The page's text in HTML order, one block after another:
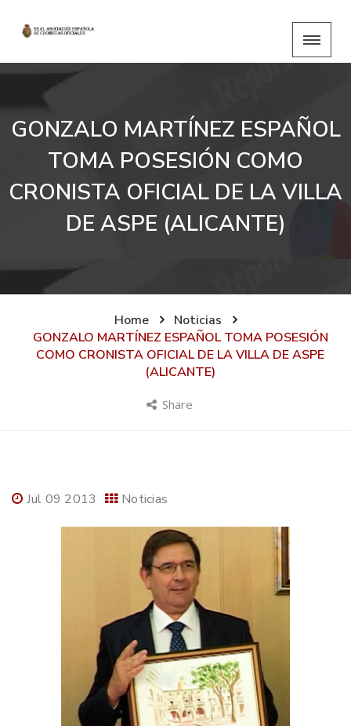
GONZALO MARTÍNEZ ESPAÑOL
TOMA POSESIÓN COMO
CRONISTA OFICIAL DE LA VILLA
DE ASPE (ALICANTE)
Home
Noticias
GONZALO MARTÍNEZ ESPAÑOL TOMA POSESIÓN
COMO CRONISTA OFICIAL DE LA VILLA DE ASPE
(ALICANTE)
Share
Jul 09 2013 Noticias